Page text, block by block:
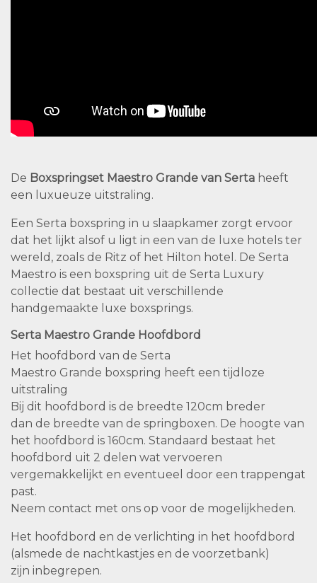
De Boxspringset Maestro Grande van Serta heeft
een luxueuze uitstraling.
Een Serta boxspring in u slaapkamer zorgt ervoor
dat het lijkt alsof u ligt in een van de luxe hotels ter
wereld, zoals de Ritz of het Hilton hotel. De Serta
Maestro is een boxspring uit de Serta Luxury
collectie dat bestaat uit verschillende
handgemaakte luxe boxsprings.
Serta Maestro Grande Hoofdbord
Het hoofdbord van de Serta
Maestro Grande boxspring heeft een tijdloze
uitstraling
Bij dit hoofdbord is de breedte 120cm breder
dan de breedte van de springboxen. De hoogte van
het hoofdbord is 160cm. Standaard bestaat het
hoofdbord uit 2 delen wat vervoeren
vergemakkelijkt en eventueel door een trappengat
past.
Neem contact met ons op voor de mogelijkheden.
Het hoofdbord en de verlichting in het hoofdbord
(alsmede de nachtkastjes en de voorzetbank)
zijn inbegrepen.